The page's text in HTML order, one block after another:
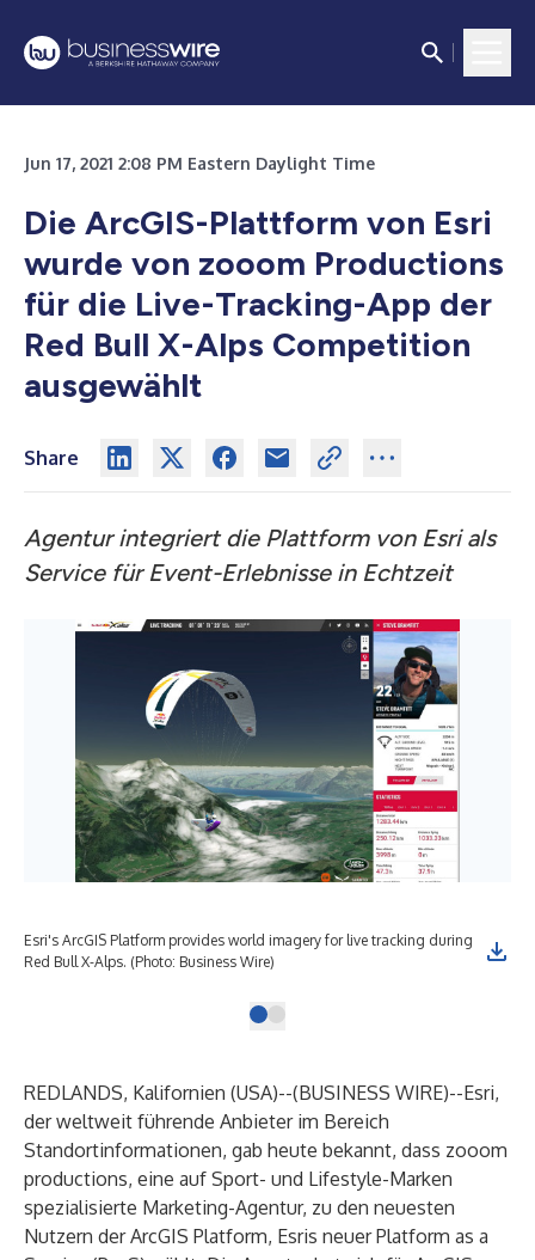
Jun 17, 2021 2:08 PM Eastern Daylight Time
Die ArcGIS-Plattform von Esri
wurde von zooom Productions
für die Live-Tracking-App der
Red Bull X-Alps Competition
ausgewählt
Share
Agentur integriert die Plattform von Esri als
Service für Event-Erlebnisse in Echtzeit
Esri's ArcGIS Platform provides world imagery for live tracking during
Red Bull X-Alps. (Photo: Business Wire)
REDLANDS, Kalifornien (USA)--(BUSINESS WIRE)--Esri,
der weltweit führende Anbieter im Bereich
Standortinformationen, gab heute bekannt, dass zooom
productions, eine auf Sport- und Lifestyle-Marken
spezialisierte Marketing-Agentur, zu den neuesten
Nutzern der ArcGIS Platform, Esris neuer Platform as a